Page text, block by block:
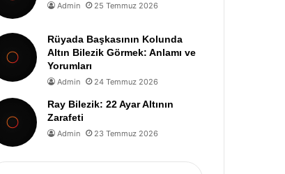
Admin 25 Temmuz 2026
Rüyada Başkasının Kolunda
Altın Bilezik Görmek: Anlamı ve
Yorumları
Admin 24 Temmuz 2026
Ray Bilezik: 22 Ayar Altının
Zarafeti
Admin 23 Temmuz 2026